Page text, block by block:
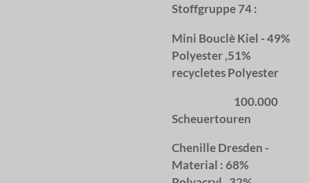
Stoffgruppe 74 :
Mini Bouclè Kiel - 49%
Polyester ,51%
recycletes Polyester
100.000
Scheuertouren
Chenille Dresden -
Material : 68%